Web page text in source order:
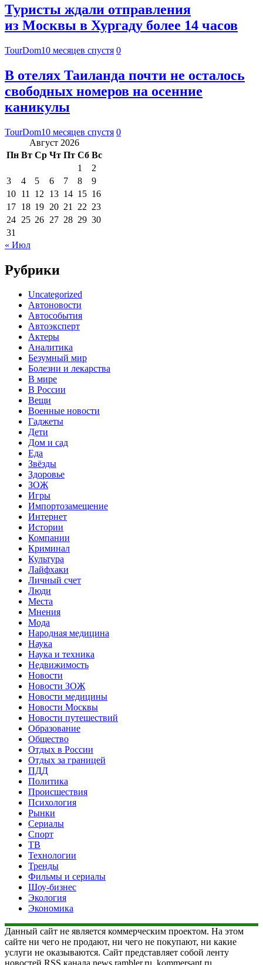
Туристы ждали отправления
из Москвы в Хургаду более 14 часов
TourDom10 месяцев спустя 0
В отелях Таиланда почти не осталось
свободных номеров на осенние
каникулы
TourDom10 месяцев спустя 0
Август 2026
Пн Вт Ср Чт Пт Сб Вс
1
2
3
4 5 6 7 8
9
10 11 12 13 14 15 16
17 18 19 20 21 22 23
24 25 26 27 28 29 30
31
« Июл
Рубрики
Uncategorized
Автоновости
Автособытия
Автоэксперт
Актеры
Аналитика
Безумный мир
Болезни и лекарства
В мире
В России
Вещи
Военные новости
Гаджеты
Дети
Дом и сад
Еда
Звёзды
Здоровье
ЗОЖ
Игры
Импортозамещение
Интернет
Истории
Компании
Криминал
Культура
Лайфхаки
Личный счет
Люди
Места
Мнения
Мода
Народная медицина
Наука
Наука и техника
Недвижимость
Новости
Новости ЗОЖ
Новости медицины
Новости Москвы
Новости путешествий
Образование
Общество
Отдых в России
Отдых за границей
ПДД
Политика
Происшествия
Психология
Рынки
Сериалы
Спорт
ТВ
Технологии
Тренды
Фильмы и сериалы
Шоу-бизнес
Экология
Экономика
Данный сайт не является коммерческим проектом. На этом
сайте ни чего не продают, ни чего не покупают, ни какие
услуги не оказываются. Сайт представляет собой ленту